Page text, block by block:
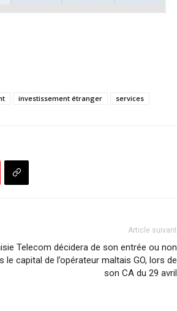
investissement étranger services
Article suivant
Telecom décidera de son entrée ou non
le capital de l’opérateur maltais GO, lors de
son CA du 29 avril